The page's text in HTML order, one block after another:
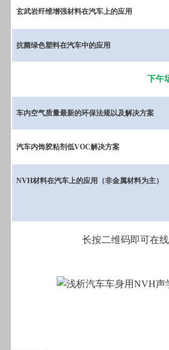
玄武岩纤维增强材料在汽车上的应用
抗菌绿色塑料在汽车中的应用
下午
车内空气质量最新的环保法规以及解决方案
汽车内饰胶粘剂低VOC解决方案
NVH材料在汽车上的应用（非金属材料为主）
长按二维码即可在